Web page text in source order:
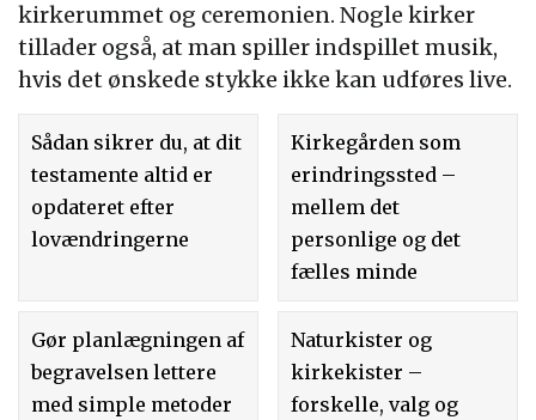
kirkerummet og ceremonien. Nogle kirker
tillader også, at man spiller indspillet musik,
hvis det ønskede stykke ikke kan udføres live.
Sådan sikrer du, at dit
testamente altid er
opdateret efter
lovændringerne
Kirkegården som
erindringssted –
mellem det
personlige og det
fælles minde
Gør planlægningen af
begravelsen lettere
med simple metoder
Naturkister og
kirkekister –
forskelle, valg og